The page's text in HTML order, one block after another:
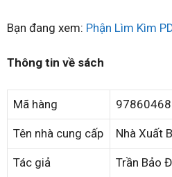
Bạn đang xem: Phận Lìm Kìm
Thông tin về sách
Mã hàng
Tên nhà cung cấp Nhà Xuất
Tác giả Trần Bảo